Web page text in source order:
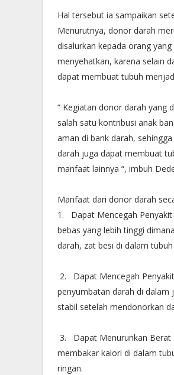
Hal tersebut ia sampaikan
Menurutnya, donor darah
disalurkan kepada orang
menyehatkan, karena selain
dapat membuat tubuh
“ Kegiatan donor darah yang
salah satu kontribusi anak
aman di bank darah,
darah juga dapat membuat
manfaat lainnya “, imbuh
Manfaat dari donor darah
1. Dapat Mencegah Penyakit
bebas yang lebih tinggi
darah, zat besi di dalam
2. Dapat Mencegah
penyumbatan darah di dalam
stabil setelah mendonorkan
3. Dapat Menurunkan Berat
membakar kalori di dalam
ringan.